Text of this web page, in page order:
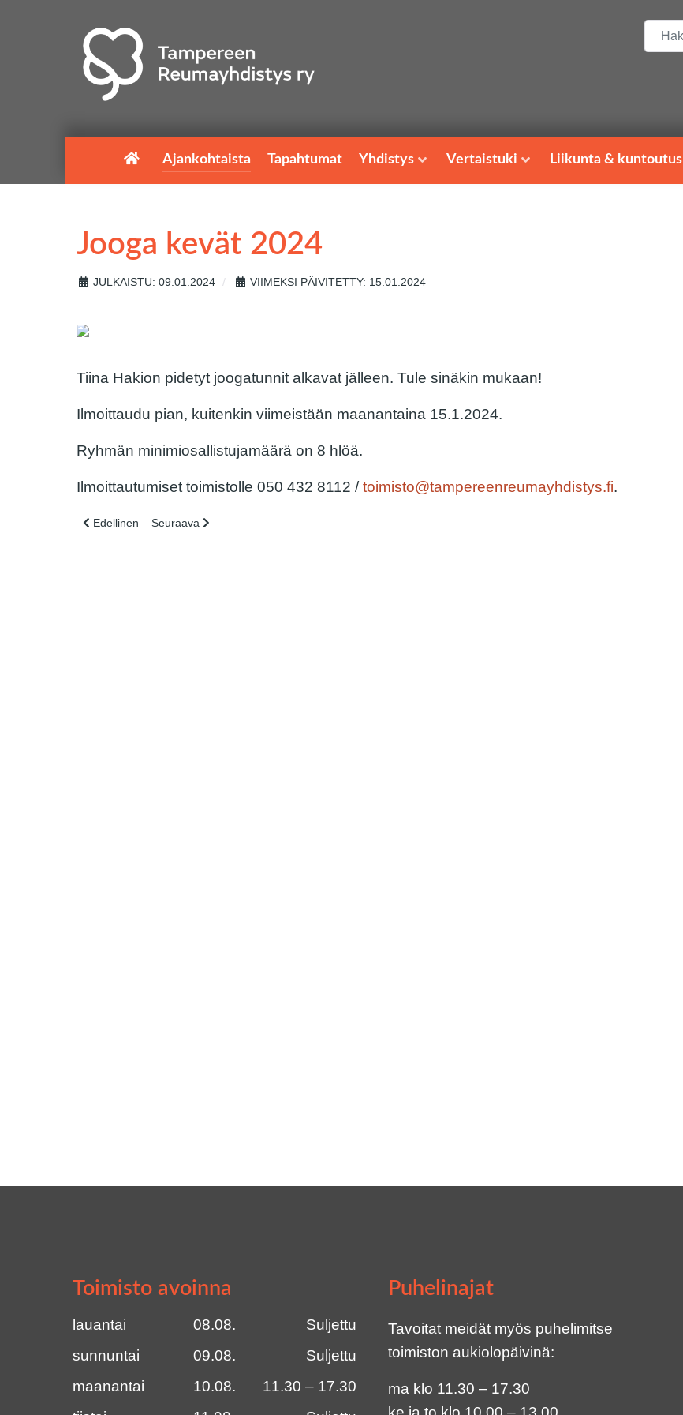
Etsi
Ajankohtaista Tapahtumat Yhdistys Vertaistuki Liikunta & kuntoutus
Jooga kevät 2024
JULKAISTU: 09.01.2024 VIIMEKSI PÄIVITETTY: 15.01.2024
Tiina Hakion pidetyt joogatunnit alkavat jälleen. Tule sinäkin mukaan!
Ilmoittaudu pian, kuitenkin viimeistään maanantaina 15.1.2024.
Ryhmän minimiosallistujamäärä on 8 hlöä.
Ilmoittautumiset toimistolle 050 432 8112 /toimisto@tampereenreumayhdistys.fi.
Edellinen artikkeli: Kahvilapäivä toimistolla torstaina 22.2.2024
Edellinen Seuraava artikkeli: Hyvää uutta vuotta 2024
Seuraava
Toimisto avoinna
lauantai 08.08.
Suljettu
sunnuntai
09.08.
Suljettu
maanantai
10.08.
11.30 – 17.30
Puhelinajat
Tavoitat meidät myös puhelimitse
toimiston aukiolopäivinä:
ma klo 11.30 – 17.30